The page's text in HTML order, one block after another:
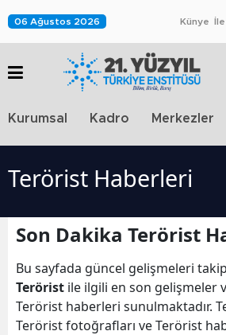
06 Ağustos 2026 Künye
Kurumsal Kadro Merkezler
Terörist Haberleri
Son Dakika Terörist
Bu sayfada güncel gelişmeleri
Terörist ile ilgili en son gelişmeler
Terörist haberleri sunulmaktadır.
Terörist fotoğrafları ve Terörist